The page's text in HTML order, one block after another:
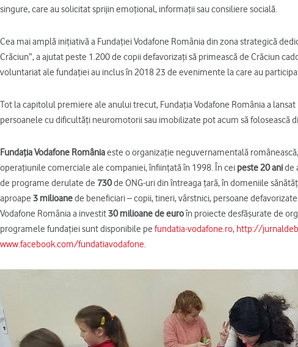
singure, care au solicitat sprijin emoțional, informații sau consiliere socială.
Cea mai amplă inițiativă a Fundației Vodafone România din zona strategică
Crăciun”, a ajutat peste 1.200 de copii defavorizați să primească de Crăciun
voluntariat ale fundației au inclus în 2018 23 de evenimente la care au
Tot la capitolul premiere ale anului trecut, Fundația Vodafone România a
persoanele cu dificultăți neuromotorii sau imobilizate pot acum să folosească
Fundaţia Vodafone Româniaeste o organizaţie neguvernamentală
operaţiunile comerciale ale companiei, înfiinţată în 1998. În cei peste 20 anide
de programe derulate de 730de ONG-uri din întreaga țară, în domeniile
aproape 3 milioanede beneficiari – copii, tineri, vârstnici, persoane
Vodafone România a investit30 milioane de euroîn proiecte desfăşurate de
programele fundaţiei sunt disponibile pe fundatia-vodafone.ro, http://
www.facebook.com/fundatiavodafone